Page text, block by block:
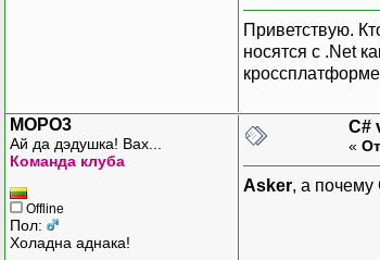
Приветствую.
носятся с .Net
MOPO3
Ай да дэдушка! Вах...
Команда клуба
Offline
Пол:
Холадна аднака!
C#
«
Asker, а почему